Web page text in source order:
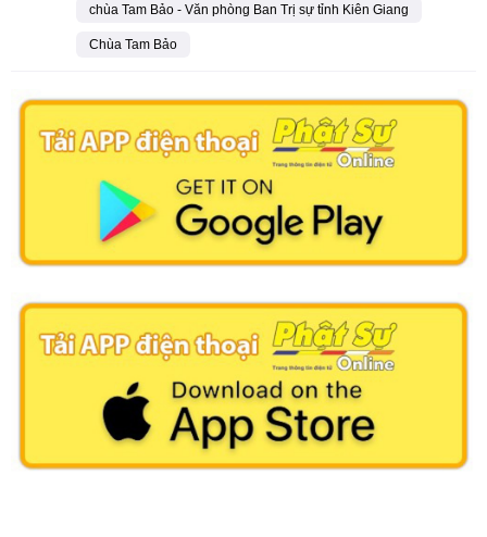
chùa Tam Bảo - Văn phòng Ban Trị sự tỉnh Kiên Giang
Chùa Tam Bảo